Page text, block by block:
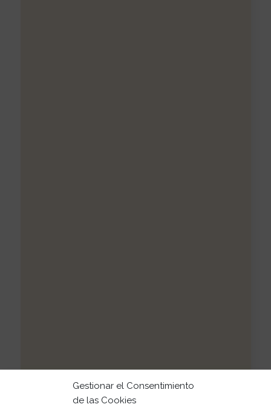
Gestionar el Consentimiento
de las Cookies